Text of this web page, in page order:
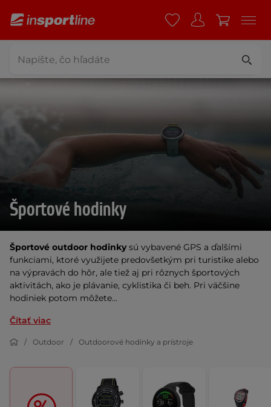
Športové hodinky
Športové outdoor hodinkysú vybavené GPS a ďalšími
funkciami, ktoré využijete predovšetkým pri turistike alebo
na výpravách do hôr, ale tiež aj pri rôznych športových
aktivitách, ako je plávanie, cyklistika či beh. Pri väčšine
hodiniek potom môžete...
Čítať viac
Outdoor Outdoorové hodinky a prístroje